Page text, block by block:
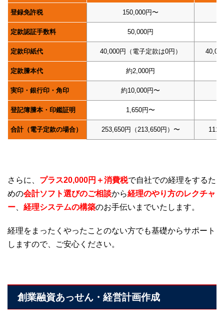
登録免許税 150,000円〜
定款認証手数料 50,000円
定款印紙代 40,000円（電子定款は0円）
定款謄本代 約2,000円
実印・銀行印・角印 約10,000円〜
登記簿謄本・印鑑証明 1,650円〜
合計（電子定款の場合） 253,650円（213,650円）〜
さらに、 プラス20,000円＋消費税で自社での経理をするた
めの会計ソフト選びのご相談から経理のやり方のレクチャ
ー
経理システムの構築のお手伝いまでいたします。
経理をまったくやったことのない方でも基礎からサポート
しますので、ご安心ください。
創業融資あっせん・経営計画作成